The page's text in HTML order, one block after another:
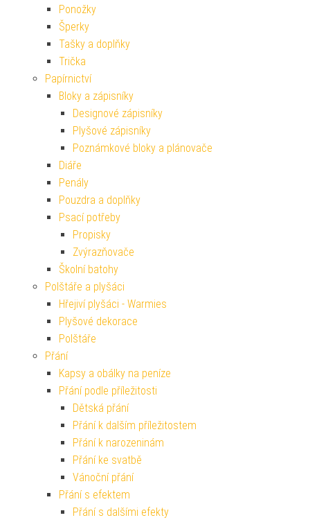
Ponožky
Šperky
Tašky a doplňky
Trička
Papírnictví
Bloky a zápisníky
Designové zápisníky
Plyšové zápisníky
Poznámkové bloky a plánovače
Diáře
Penály
Pouzdra a doplňky
Psací potřeby
Propisky
Zvýrazňovače
Školní batohy
Polštáře a plyšáci
Hřejiví plyšáci - Warmies
Plyšové dekorace
Polštáře
Přání
Kapsy a obálky na peníze
Přání podle příležitosti
Dětská přání
Přání k dalším příležitostem
Přání k narozeninám
Přání ke svatbě
Vánoční přání
Přání s efektem
Přání s dalšími efekty